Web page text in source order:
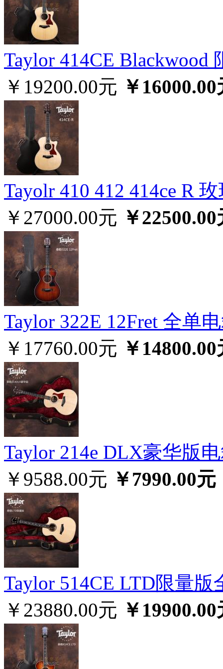
Taylor 414CE Blackwood
￥19200.00元 ￥16000.00
Tayolr 410 412 414ce R
￥27000.00元 ￥22500.00
Taylor 322E 12Fret 全单
￥17760.00元 ￥14800.00
Taylor 214e DLX豪华版
￥9588.00元 ￥7990.00元
Taylor 514CE LTD限量
￥23880.00元 ￥19900.00